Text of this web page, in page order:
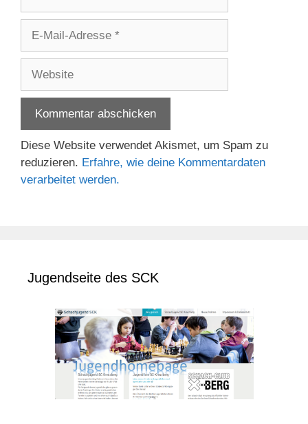
Adresse
Diese Website verwendet Akismet, um Spam zu
reduzieren. Erfahre, wie deine Kommentardaten
verarbeitet werden.
Jugendseite des SCK